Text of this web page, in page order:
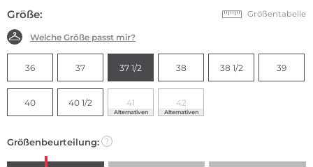
Größe: Größentabelle
Welche Größe passt mir?
36 37 37 1/2 38 38 1/2 39
40 40 1/2 41
Alternativen
42
Alternativen
Größenbeurteilung: ?